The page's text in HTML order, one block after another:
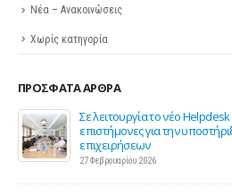
Νέα – Ανακοινώσεις
Χωρίς κατηγορία
ΠΡΌΣΦΑΤΑ ΆΡΘΡΑ
Σε λειτουργία το νέο
επιστήμονες για την
επιχειρήσεων
27 Φεβρουαρίου 2026